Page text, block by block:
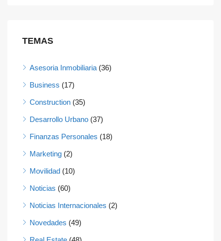
TEMAS
Asesoria Inmobiliaria (36)
Business (17)
Construction (35)
Desarrollo Urbano (37)
Finanzas Personales (18)
Marketing (2)
Movilidad (10)
Noticias (60)
Noticias Internacionales (2)
Novedades (49)